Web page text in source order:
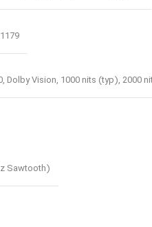
1179×2556 پیکسل , 19.5:9 نسبت (~460 ppi تراکم)
Dolby Vision, 1000 nits (typ), 2000
Sawtooth)